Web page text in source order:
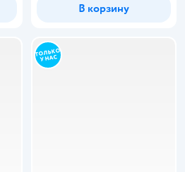
В корзину